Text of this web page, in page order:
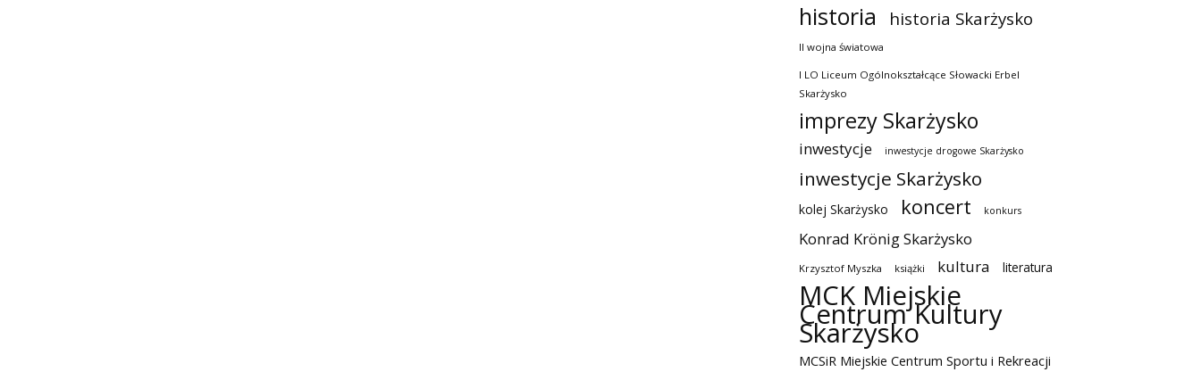
historia historia Skarżysko
II wojna światowa
I LO Liceum Ogólnokształcące Słowacki Erbel
Skarżysko
imprezy Skarżysko
inwestycje inwestycje drogowe Skarżysko
inwestycje Skarżysko
kolej Skarżysko koncert konkurs
Konrad Krönig Skarżysko
Krzysztof Myszka książki kultura literatura
MCK Miejskie
Centrum Kultury
Skarżysko
MCSiR Miejskie Centrum Sportu i Rekreacji